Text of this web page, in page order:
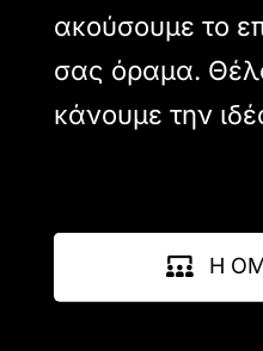
ακούσουμε το
σας όραμα.
κάνουμε την
Η